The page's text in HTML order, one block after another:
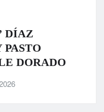
DÍAZ
DORADO